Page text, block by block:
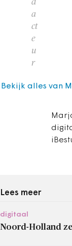
a
ct
e
u
r
Bekijk alles van
Lees meer
digitaal
Noord-Holland